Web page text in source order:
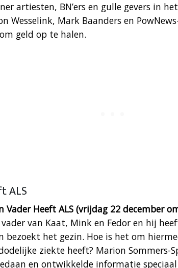
artiesten, BN’ers en gulle gevers in
Wesselink, Mark Baanders en
geld op te halen.
ALS
Heeft ALS (vrijdag 22 december
van Kaat, Mink en Fedor en hij
bezoekt het gezin. Hoe is het om
ziekte heeft? Marion Sommers-
en ontwikkelde informatie